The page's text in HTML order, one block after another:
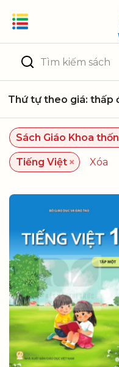
Tìm
kiếm:
Sách Giáo Khoa
Tiếng Việt × Xóa